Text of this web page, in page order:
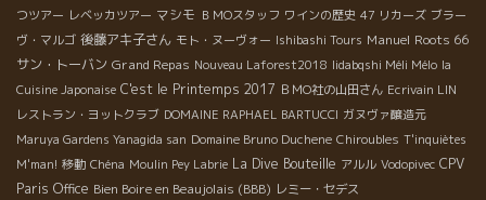
つツアー レベッカツアー マシモ ＢＭОスタッフ ワインの歴史 47 リカーズ ブラー
ヴ・マルゴ 後藤アキ子さん モト・ヌーヴォー Ishibashi Tours Manuel Roots 66
サン・トーバン Grand Repas Nouveau Laforest2018 Iidabqshi Méli Mélo la
Cuisine Japonaise C'est le Printemps 2017 ＢＭО社の山田さん Ecrivain LIN
レストラン・ヨットクラブ DOMAINE RAPHAEL BARTUCCI ガヌヴァ醸造元
Maruya Gardens Yanagida san Domaine Bruno Duchene Chiroubles T'inquiètes
M'man! 移動 Chéna Moulin Pey Labrie La Dive Bouteille アルル Vodopivec CPV
Paris Office Bien Boire en Beaujolais (BBB) レミー・セデス